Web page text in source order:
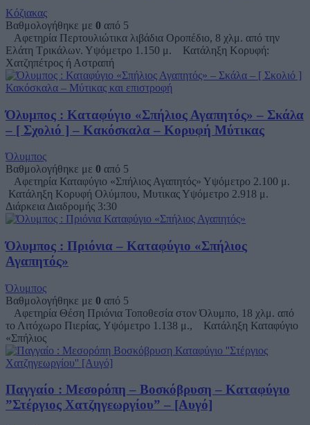
Κόζιακας
Βαθμολογήθηκε με 0 από 5
Αφετηρία Περτουλιώτικα λιβάδια Οροπέδιο, 8 χλμ. από την
Ελάτη Τρικάλων. Υψόμετρο 1.150 μ. Κατάληξη Κορυφή:
Χατζηπέτρος ή Αστραπή
Όλυμπος : Καταφύγιο «Σπήλιος Αγαπητός» – Σκάλα
– [ Σχολιό ] – Κακόσκαλα – Κορυφή Μύτικας
Όλυμπος
Βαθμολογήθηκε με 0 από 5
Αφετηρία Καταφύγιο «Σπήλιος Αγαπητός» Υψόμετρο 2.100 μ.
Κατάληξη Κορυφή Ολύμπου, Μυτικας Υψόμετρο 2.918 μ.
Διάρκεια Διαδρομής 3:30
Όλυμπος : Πριόνια – Καταφύγιο «Σπήλιος
Αγαπητός»
Όλυμπος
Βαθμολογήθηκε με 0 από 5
Αφετηρία Θέση Πριόνια Τοποθεσία στον Όλυμπο, 18 χλμ. από
το Λιτόχωρο Πιερίας, Υψόμετρο 1.138 μ., Κατάληξη Καταφύγιο
«Σπήλιος
Παγγαίο : Μεσορόπη – Βοσκόβρυση – Καταφύγιο
”Στέργιος Χατζηγεωργίου” – [Αυγό]